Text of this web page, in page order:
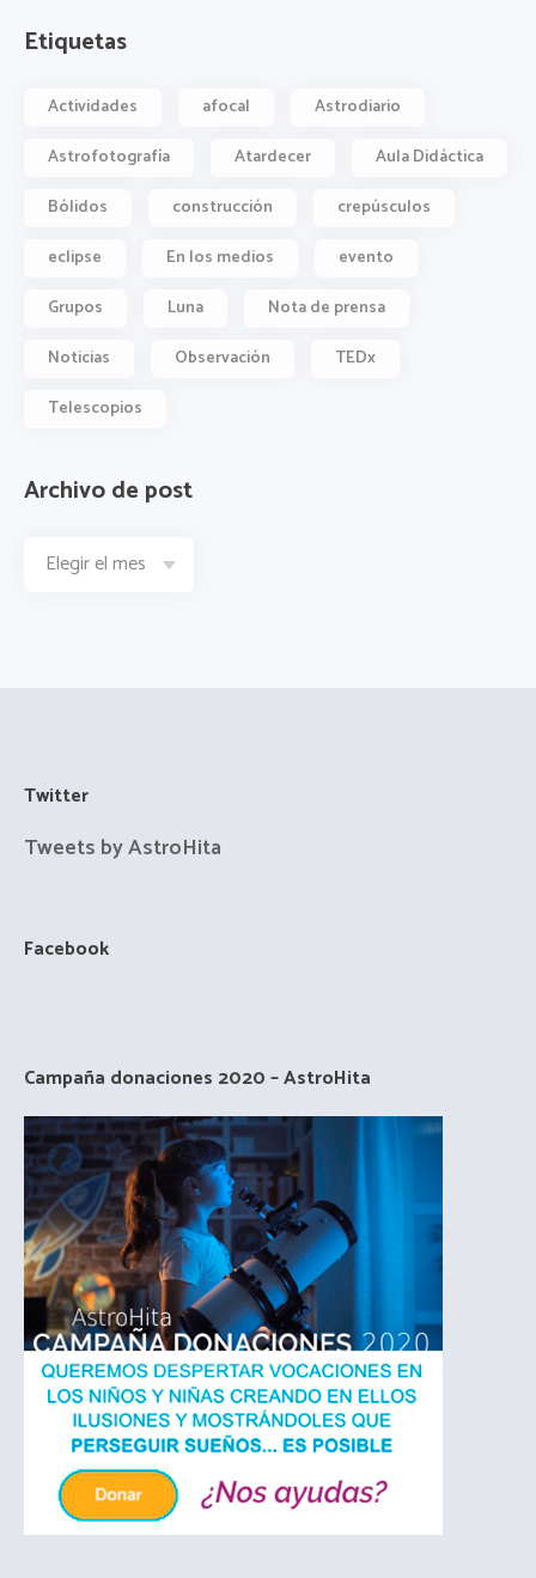
Etiquetas
Actividades afocal
Astrodiario
Astrofotografía
Atardecer
Aula Didáctica
Bólidos
construcción
crepúsculos
eclipse
En los medios
evento
Grupos
Luna
Nota de prensa
Noticias
Observación
TEDx
Telescopios
Archivo de post
Twitter
Tweets by AstroHita
Facebook
Campaña donaciones 2020 – AstroHita